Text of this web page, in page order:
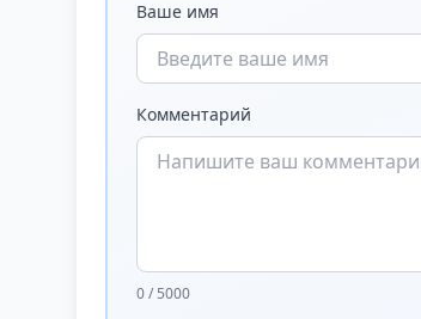
Ваше имя
Комментарий
0 / 5000